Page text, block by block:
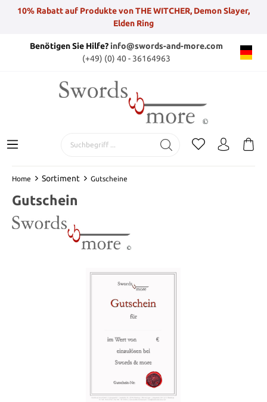
10% Rabatt auf Produkte von THE WITCHER, Demon Slayer,
Elden Ring
Benötigen Sie Hilfe?info@swords-and-more.com
(+49) (0) 40 - 36164963
Home Sortiment Gutscheine
Gutschein